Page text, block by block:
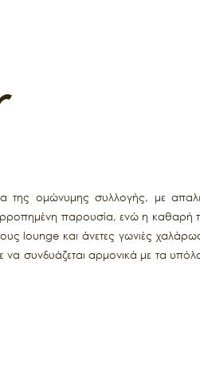
της ομώνυμης συλλογής, με
παρουσία, ενώ η
lounge και άνετες γωνιές
συνδυάζεται αρμονικά με τα